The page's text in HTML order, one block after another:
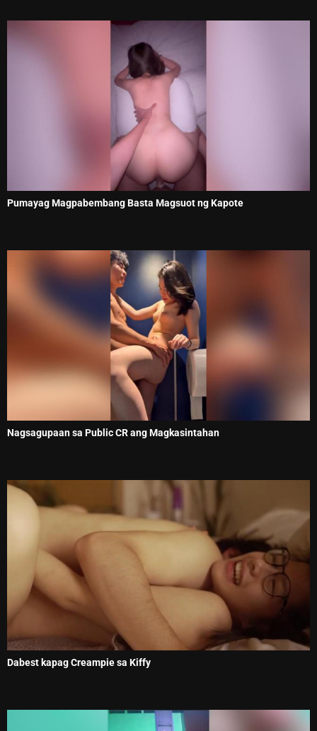
Pumayag Magpabembang Basta Magsuot ng Kapote
Nagsagupaan sa Public CR ang Magkasintahan
Dabest kapag Creampie sa Kiffy